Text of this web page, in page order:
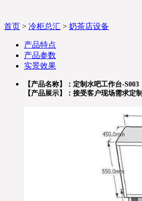
首页 > 冷柜总汇 > 奶茶店设备
产品特点
产品参数
实景效果
【产品名称】： 定制水吧工作台-S003
【产品展示】：接受客户现场需求定制